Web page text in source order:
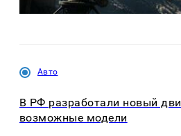
Авто
В РФ разработали новый
возможные модели